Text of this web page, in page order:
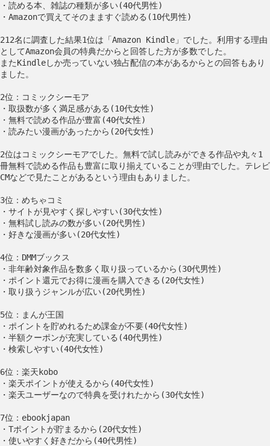
・読める本、雑誌の種類が多い(40代男性)
・Amazonで買えてそのまますぐ読める(10代男性)
212名に調査した結果1位は「Amazon Kindle」でした。利用する理由
としてAmazon会員の特典だからと回答した方が多数でした。
またKindleしか売っていない独占配信の本があるからとの回答もあり
ました。
2位：コミックシーモア
・取扱数が多く満足感がある(10代女性)
・無料で読める作品が豊富(40代女性)
・読みたい漫画があったから(20代女性)
2位はコミックシーモアでした。無料で試し読みができる作品や丸々1
冊無料で読める作品も豊富に取り揃えていることが理由でした。テレビ
CMなどで見たことがあるという理由もありました。
3位：めちゃコミ
・サイトが見やすく探しやすい(30代女性)
・無料試し読みの数が多い(20代男性)
・好きな漫画が多い(20代女性)
4位：DMMブックス
・非年齢対象作品を数多く取り扱っているから(30代男性)
・ポイント還元でお得に漫画を購入できる(20代女性)
・取り扱うジャンルが広い(20代男性)
5位：まんが王国
・ポイントを貯めれるため課金が不要(40代女性)
・半額クーポンが充実している(40代男性)
・検索しやすい(40代女性)
6位：楽天kobo
・楽天ポイントが使えるから(40代女性)
・楽天ユーザーなので特典を受けれたから(30代女性)
7位：ebookjapan
・Tポイントが貯まるから(20代女性)
・使いやすく好きだから(40代男性)